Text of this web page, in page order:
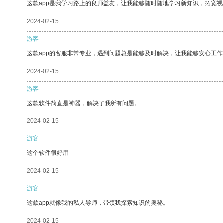
这款app是我学习路上的良师益友，让我能够随时随地学习新知识，拓宽
2024-02-15
游客
这款app的客服非常专业，遇到问题总是能够及时解决，让我能够安心工
2024-02-15
游客
这款软件简直是神器，解决了我所有问题。
2024-02-15
游客
这个软件很好用
2024-02-15
游客
这款app就像我的私人导师，带领我探索知识的奥秘。
2024-02-15